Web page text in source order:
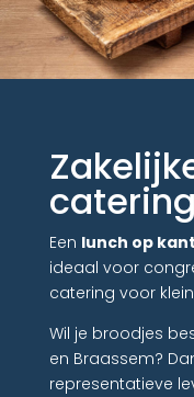
catering
Een lunch op
ideaal voor
catering voor
Wil je broodjes
en Braassem?
representatieve